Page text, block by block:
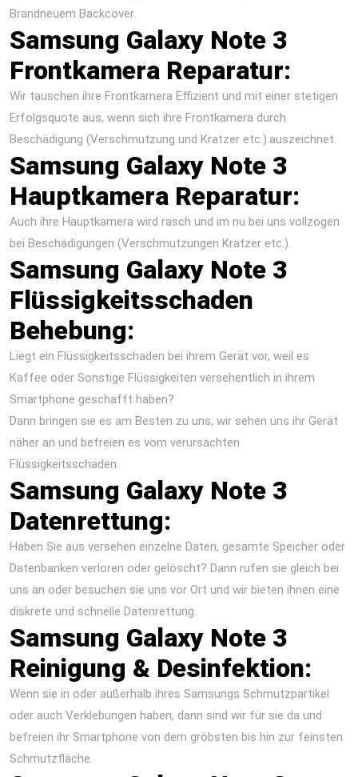
Brandneuem Backcover.
Samsung Galaxy Note 3
Frontkamera Reparatur:
Wir tauschen ihre Frontkamera Effizient und mit einer stetigen
Erfolgsquote aus, wenn sich ihre Frontkamera durch
Beschädigung (Verschmutzung und Kratzer etc.).auszeichnet.
Samsung Galaxy Note 3
Hauptkamera Reparatur:
Auch ihre Hauptkamera wird rasch und im nu bei uns vollzogen
bei Beschädigungen (Verschmutzungen Kratzer etc.).
Samsung Galaxy Note 3
Flüssigkeitsschaden
Behebung:
Liegt ein Flüssigkeitsschaden bei ihrem Gerät vor, weil es
Kaffee oder Sonstige Flüssigkeiten versehentlich in ihrem
Smartphone geschafft haben?
Dann bringen sie es am Besten zu uns, wir sehen uns ihr Gerät
näher an und befreien es vom verursachten
Flüssigkeitsschaden.
Samsung Galaxy Note 3
Datenrettung:
Haben Sie aus versehen einzelne Daten, gesamte Speicher oder
Datenbanken verloren oder gelöscht? Dann rufen sie gleich bei
uns an oder besuchen sie uns vor Ort und wir bieten ihnen eine
diskrete und schnelle Datenrettung.
Samsung Galaxy Note 3
Reinigung & Desinfektion:
Wenn sie in oder außerhalb ihres Samsungs Schmutzpartikel
oder auch Verklebungen haben, dann sind wir für sie da und
befreien ihr Smartphone von dem gröbsten bis hin zur feinsten
Schmutzfläche.